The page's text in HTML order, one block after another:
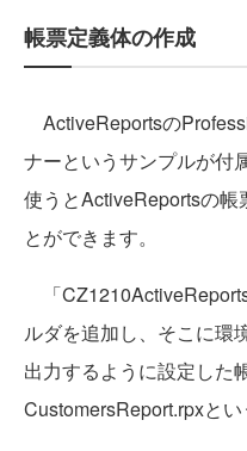
帳票定義体の作成
ActiveReportsの
ナーというサンプルが付
使うとActiveReportsの帳
とができます。
「
ルダを追加し、そこに環
出力するように設定した
CustomersReport.rpxとい